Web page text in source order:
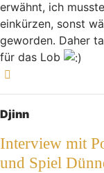
erwähnt, ich
einkürzen, sonst
geworden. Daher
für das Lob
Djinn
Interview mit
und Spiel